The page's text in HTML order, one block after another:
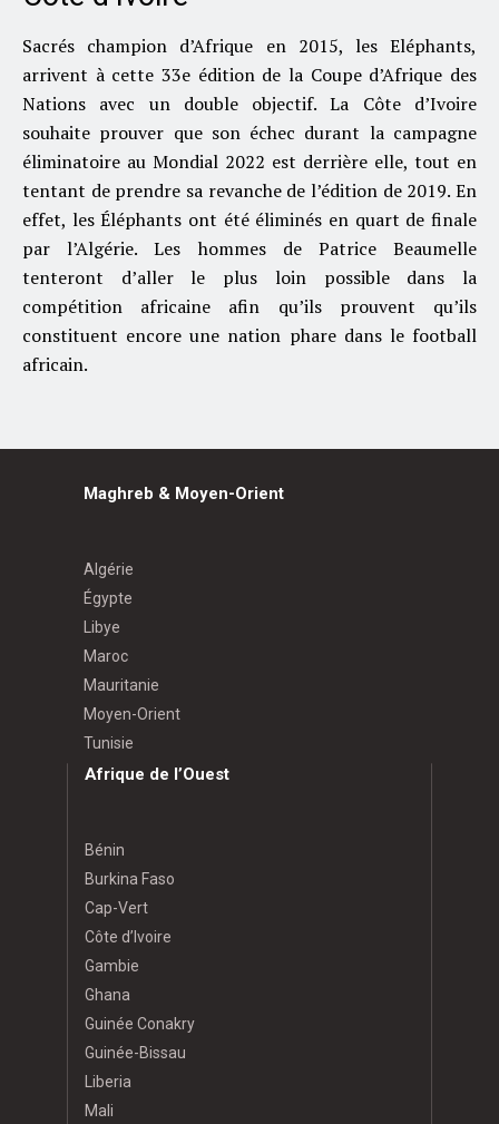
Sacrés champion d’Afrique en 2015, les Eléphants,
arrivent à cette 33e édition de la Coupe d’Afrique des
Nations avec un double objectif. La Côte d’Ivoire
souhaite prouver que son échec durant la campagne
éliminatoire au Mondial 2022 est derrière elle, tout en
tentant de prendre sa revanche de l’édition de 2019. En
effet, les Éléphants ont été éliminés en quart de finale
par l’Algérie. Les hommes de Patrice Beaumelle
tenteront d’aller le plus loin possible dans la
compétition africaine afin qu’ils prouvent qu’ils
constituent encore une nation phare dans le football
africain.
Maghreb & Moyen-Orient
Algérie
Égypte
Libye
Maroc
Mauritanie
Moyen-Orient
Tunisie
Afrique de l’Ouest
Bénin
Burkina Faso
Cap-Vert
Côte d’Ivoire
Gambie
Ghana
Guinée Conakry
Guinée-Bissau
Liberia
Mali